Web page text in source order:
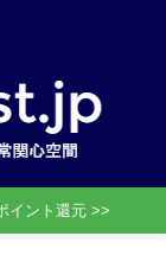
イント還元 >>